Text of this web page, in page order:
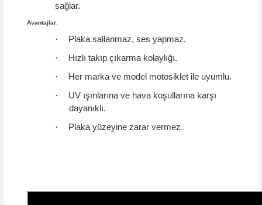
sağlar.
Avantajlar:
·
Plaka sallanmaz, ses yapmaz.
·
Hızlı takıp çıkarma kolaylığı.
·
Her marka ve model motosiklet ile uyumlu.
·
UV ışınlarına ve hava koşullarına karşı
dayanıklı.
·
Plaka yüzeyine zarar vermez.